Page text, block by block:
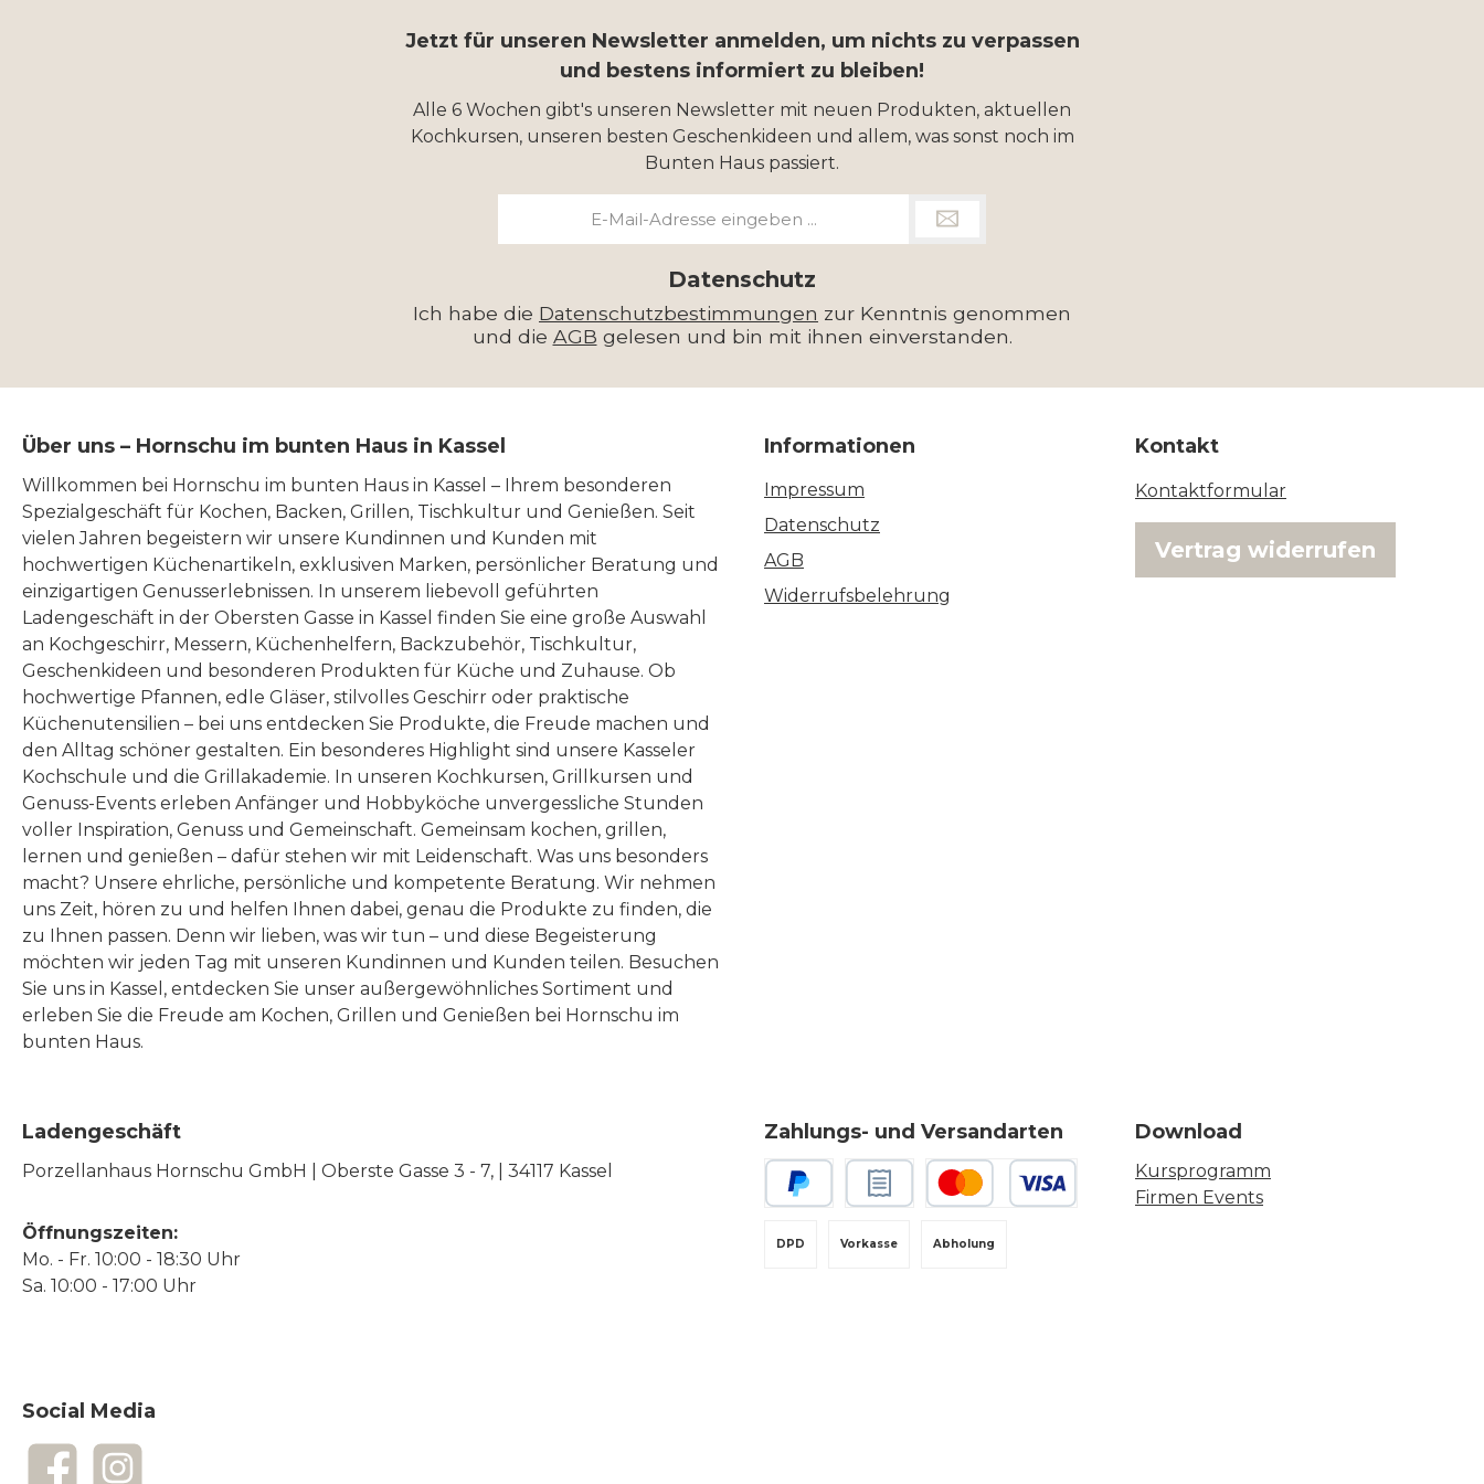
Jetzt für unseren Newsletter anmelden, um nichts zu verpassen
und bestens informiert zu bleiben!
Alle 6 Wochen gibt's unseren Newsletter mit neuen Produkten, aktuellen
Kochkursen, unseren besten Geschenkideen und allem, was sonst noch im
Bunten Haus passiert.
Datenschutz
Ich habe die Datenschutzbestimmungen zur Kenntnis genommen
und die AGB gelesen und bin mit ihnen einverstanden.
Über uns – Hornschu im bunten Haus in Kassel
Willkommen bei Hornschu im bunten Haus in Kassel – Ihrem besonderen
Spezialgeschäft für Kochen, Backen, Grillen, Tischkultur und Genießen. Seit
vielen Jahren begeistern wir unsere Kundinnen und Kunden mit
hochwertigen Küchenartikeln, exklusiven Marken, persönlicher Beratung und
einzigartigen Genusserlebnissen. In unserem liebevoll geführten
Ladengeschäft in der Obersten Gasse in Kassel finden Sie eine große Auswahl
an Kochgeschirr, Messern, Küchenhelfern, Backzubehör, Tischkultur,
Geschenkideen und besonderen Produkten für Küche und Zuhause. Ob
hochwertige Pfannen, edle Gläser, stilvolles Geschirr oder praktische
Küchenutensilien – bei uns entdecken Sie Produkte, die Freude machen und
den Alltag schöner gestalten. Ein besonderes Highlight sind unsere Kasseler
Kochschule und die Grillakademie. In unseren Kochkursen, Grillkursen und
Genuss-Events erleben Anfänger und Hobbyköche unvergessliche Stunden
voller Inspiration, Genuss und Gemeinschaft. Gemeinsam kochen, grillen,
lernen und genießen – dafür stehen wir mit Leidenschaft. Was uns besonders
macht? Unsere ehrliche, persönliche und kompetente Beratung. Wir nehmen
uns Zeit, hören zu und helfen Ihnen dabei, genau die Produkte zu finden, die
zu Ihnen passen. Denn wir lieben, was wir tun – und diese Begeisterung
möchten wir jeden Tag mit unseren Kundinnen und Kunden teilen. Besuchen
Sie uns in Kassel, entdecken Sie unser außergewöhnliches Sortiment und
erleben Sie die Freude am Kochen, Grillen und Genießen bei Hornschu im
bunten Haus.
Informationen
Impressum
Datenschutz
AGB
Widerrufsbelehrung
Kontakt
Kontaktformular
Vertrag widerrufen
Ladengeschäft
Porzellanhaus Hornschu GmbH | Oberste Gasse 3 - 7, | 34117 Kassel
Öffnungszeiten:
Mo. - Fr. 10:00 - 18:30 Uhr
Sa. 10:00 - 17:00 Uhr
Zahlungs- und Versandarten
Vorkasse
DPD Abholung
Download
Kursprogramm
Firmen Events
Social Media
FacebookInstagram